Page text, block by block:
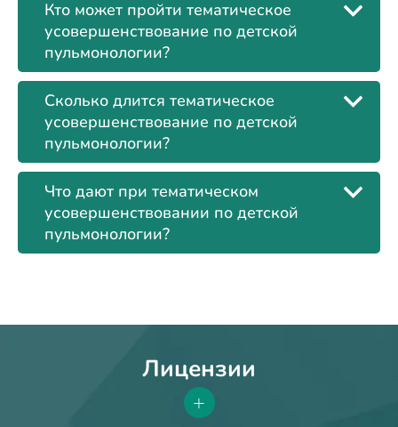
Кто может пройти тематическое
усовершенствование по детской
пульмонологии?
Сколько длится тематическое
усовершенствование по детской
пульмонологии?
Что дают при тематическом
усовершенствовании по детской
пульмонологии?
Лицензии
+